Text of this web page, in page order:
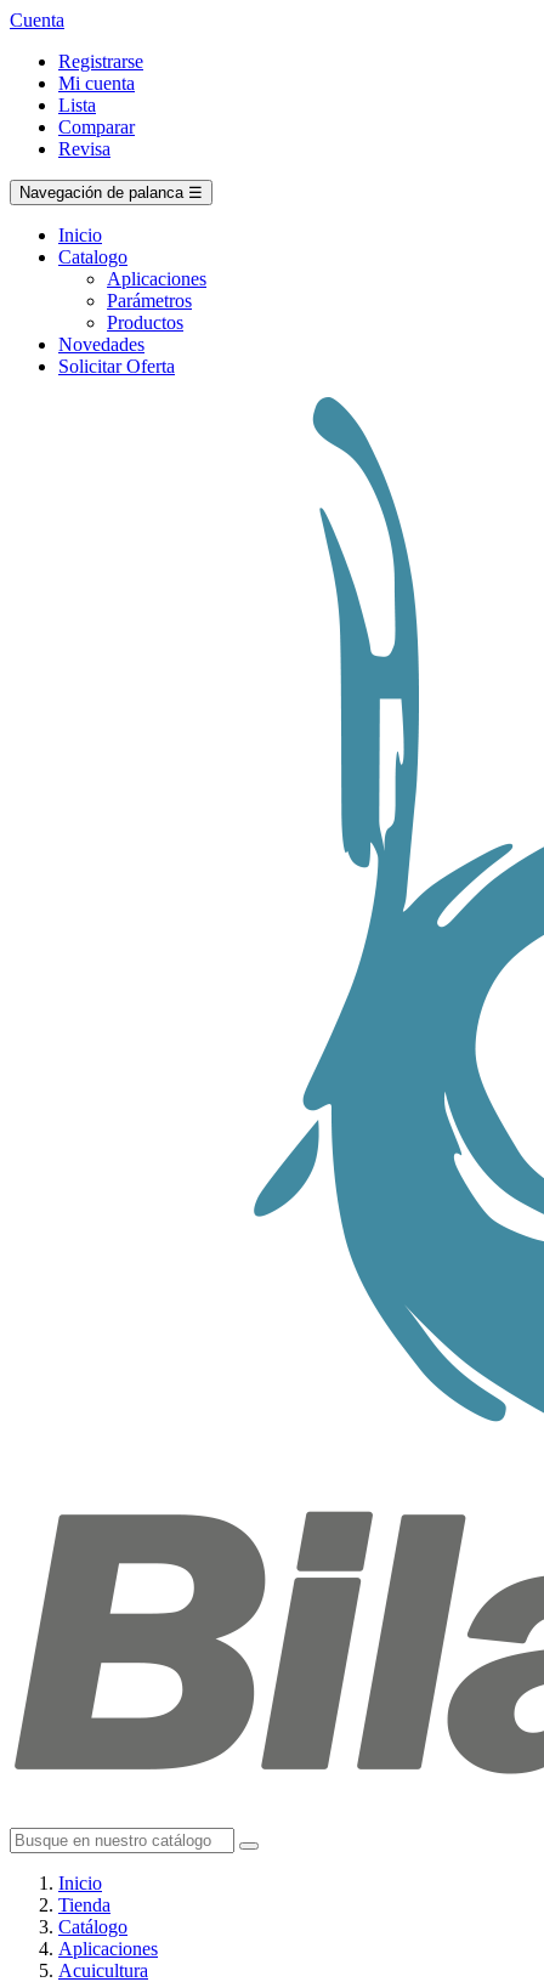
Cuenta
Registrarse
Mi cuenta
Lista
Comparar
Revisa
Navegación de palanca ☰
Inicio
Catalogo
Aplicaciones
Parámetros
Productos
Novedades
Solicitar Oferta
Inicio
Tienda
Catálogo
Aplicaciones
Acuicultura